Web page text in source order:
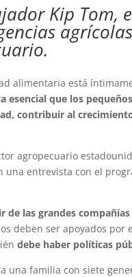
Kip Tom,
alimentaria está
esencial que los
contribuir al
agropecuario
una entrevista con el
de las grandes
deben ser apoyados por
debe haber políticas
una familia con siete